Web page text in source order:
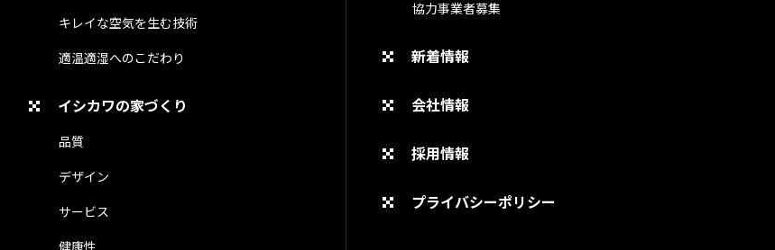
キレイな空気を生む技術
適温適湿へのこだわり
イシカワの家づくり
品質
デザイン
サービス
協力事業者募集
新着情報
会社情報
採用情報
プライバシーポリシー